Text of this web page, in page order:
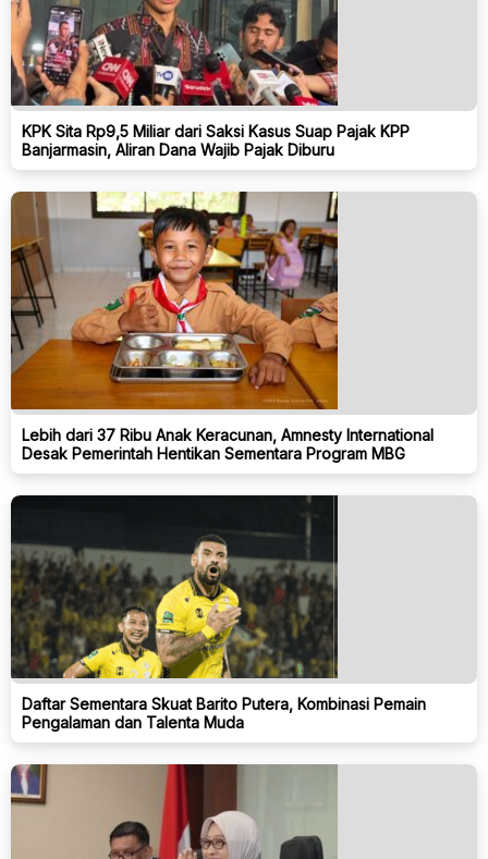
KPK Sita Rp9,5 Miliar dari Saksi Kasus Suap Pajak KPP
Banjarmasin, Aliran Dana Wajib Pajak Diburu
Lebih dari 37 Ribu Anak Keracunan, Amnesty International
Desak Pemerintah Hentikan Sementara Program MBG
Daftar Sementara Skuat Barito Putera, Kombinasi Pemain
Pengalaman dan Talenta Muda